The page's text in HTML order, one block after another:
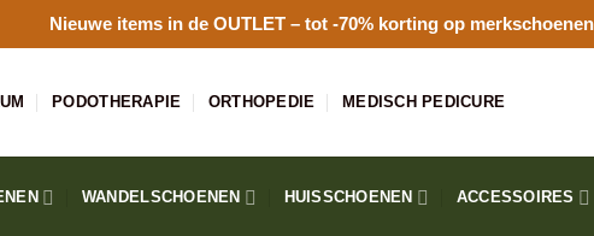
Nieuwe items in de OUTLET– tot -70% korting op
PODOTHERAPIE ORTHOPEDIE MEDISCH PEDICURE
WANDELSCHOENEN HUISSCHOENEN ACCESSOIRES